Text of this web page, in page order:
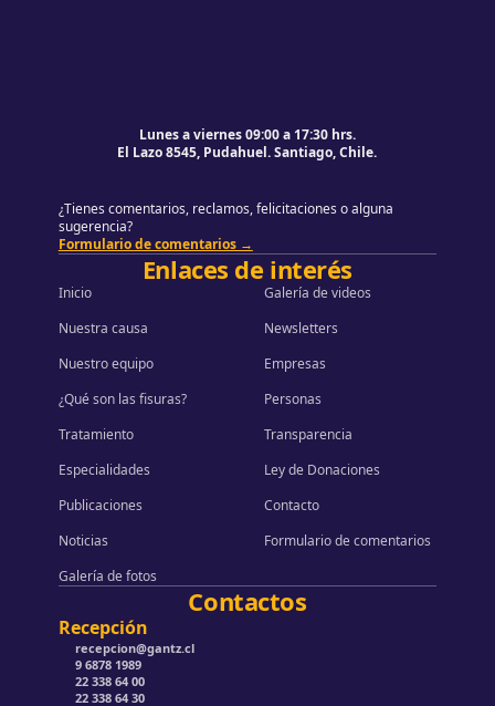
Lunes a viernes 09:00 a 17:30 hrs.
El Lazo 8545, Pudahuel. Santiago, Chile.
¿Tienes comentarios, reclamos, felicitaciones o alguna
sugerencia?
Formulario de comentarios →
Enlaces de interés
Inicio
Nuestra causa
Nuestro equipo
¿Qué son las fisuras?
Tratamiento
Especialidades
Publicaciones
Noticias
Galería de fotos
Galería de videos
Newsletters
Empresas
Personas
Transparencia
Ley de Donaciones
Contacto
Formulario de comentarios
Contactos
Recepción
recepcion@gantz.cl
9 6878 1989
22 338 64 00
22 338 64 30